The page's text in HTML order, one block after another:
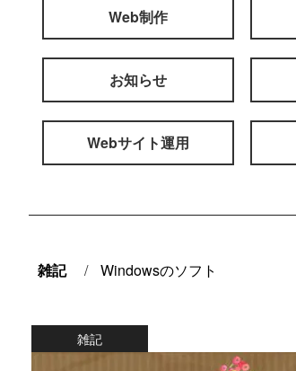
Web制作
お知らせ
Webサイト運用
雑記 / Windowsのソフト
雑記